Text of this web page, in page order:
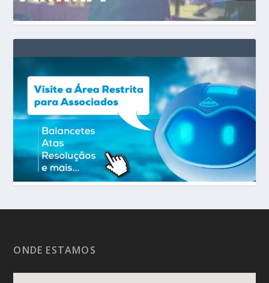
ONDE ESTAMOS